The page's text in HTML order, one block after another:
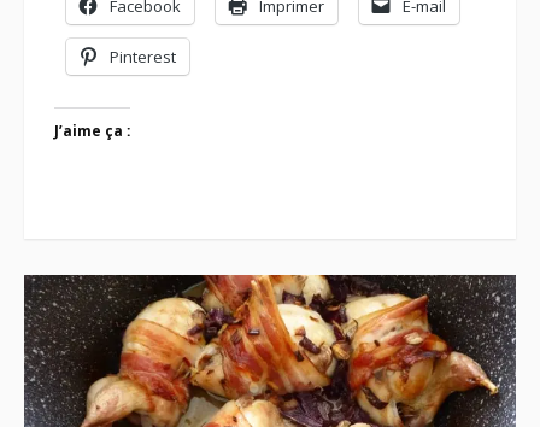
Facebook Imprimer E-mail
Pinterest
J’aime ça :